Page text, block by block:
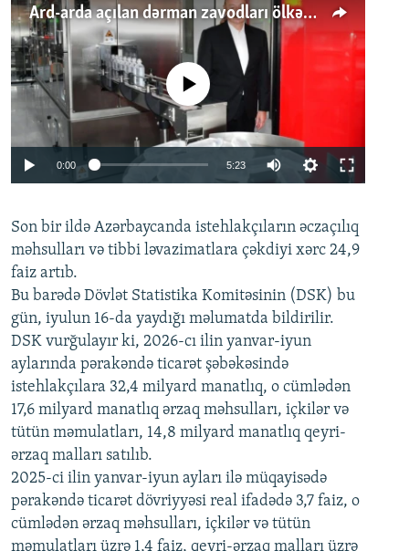
Ard-arda açılan dərman zavodları ölkənin tələbatını ödəyirmi?
Auto 240p 360p 480p
720p 1080p
No media source currently available
0:00 5:23
360p
480p
720p
1080p
Son bir ildə Azərbaycanda istehlakçıların əczaçılıq
məhsulları və tibbi ləvazimatlara çəkdiyi xərc 24,9
faiz artıb.
Bu barədə Dövlət Statistika Komitəsinin (DSK) bu
gün, iyulun 16-da yaydığı məlumatda bildirilir.
DSK vurğulayır ki, 2026-cı ilin yanvar-iyun
aylarında pərakəndə ticarət şəbəkəsində
istehlakçılara 32,4 milyard manatlıq, o cümlədən
17,6 milyard manatlıq ərzaq məhsulları, içkilər və
tütün məmulatları, 14,8 milyard manatlıq qeyri-
ərzaq malları satılıb.
2025-ci ilin yanvar-iyun ayları ilə müqayisədə
pərakəndə ticarət dövriyyəsi real ifadədə 3,7 faiz, o
cümlədən ərzaq məhsulları, içkilər və tütün
məmulatları üzrə 1,4 faiz, qeyri-ərzaq malları üzrə